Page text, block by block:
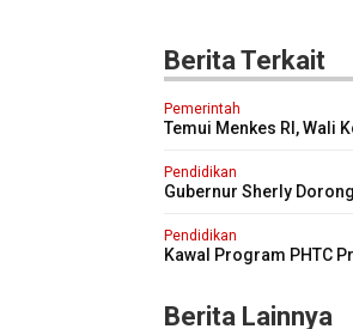
Berita Terkait
Pemerintah
Temui Menkes RI, Wali
Pendidikan
Gubernur Sherly
Pendidikan
Kawal Program PHTC
Berita Lainnya